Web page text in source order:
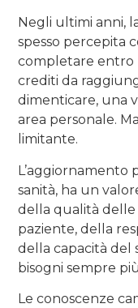
Negli ultimi anni,
spesso percepita
completare entro
crediti da
dimenticare, una
area personale.
limitante.
L’aggiornamento
sanità, ha un
della qualità delle
paziente, della
della capacità del
bisogni sempre
Le conoscenze